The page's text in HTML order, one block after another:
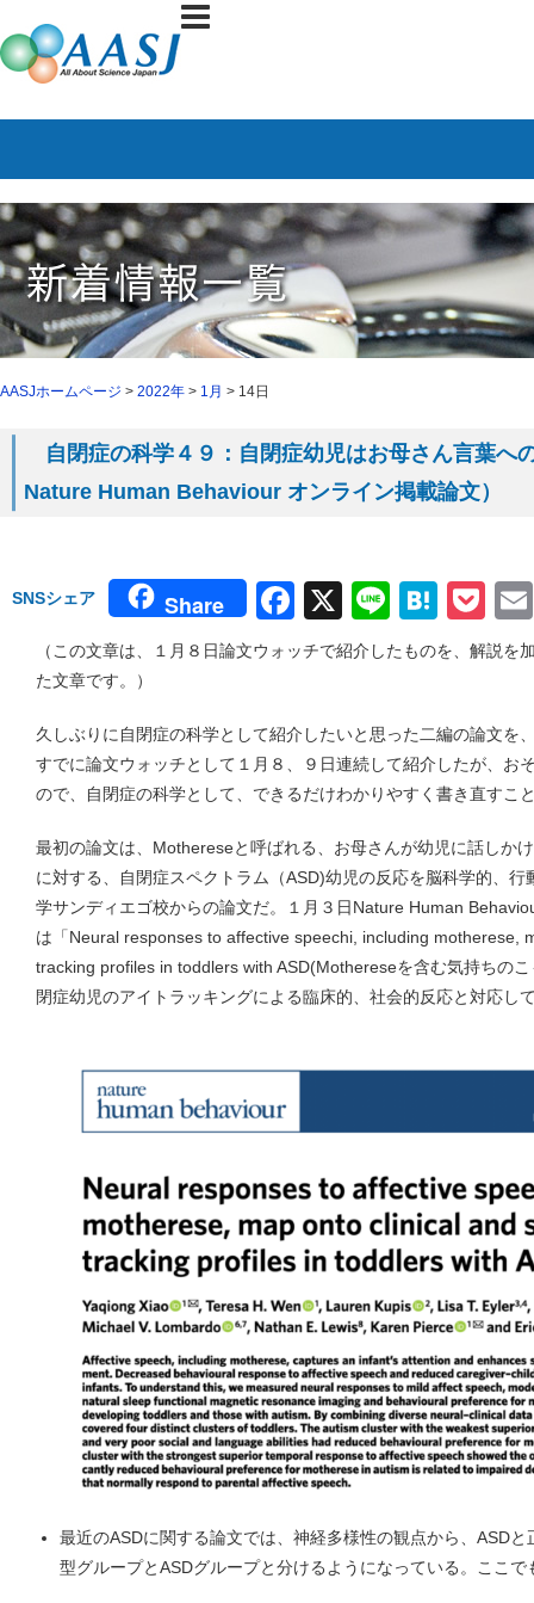
AASJホームページ > 2022年 > 1月 > 14日
自閉症の科学４９：自閉症幼児はお母さん言葉へ
Nature Human Behaviour オンライン掲載論文）
SNSシェア Share Facebook
X Line
（この文章は、１月８日論文ウォッチで紹介したものを、解説を
た文章です。）
久しぶりに自閉症の科学として紹介したいと思った二編の論文を
すでに論文ウォッチとして１月８、９日連続して紹介したが、お
ので、自閉症の科学として、できるだけわかりやすく書き直すこ
最初の論文は、Mothereseと呼ばれる、お母さんが幼児に話しか
に対する、自閉症スペクトラム（ASD)幼児の反応を脳科学的、
学サンディエゴ校からの論文だ。１月３日Nature Human
は「Neural responses to affective speechi, including motherese,
tracking profiles in toddlers with ASD(Mothereseを含む気持ちの
閉症幼児のアイトラッキングによる臨床的、社会的反応と対応し
最近のASDに関する論文では、神経多様性の観点から、ASD
型グループとASDグループと分けるようになっている。ここ